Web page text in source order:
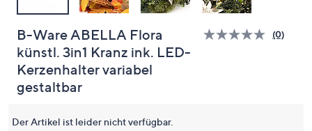
B-Ware ABELLA Flora
künstl. 3in1 Kranz ink. LED-
Kerzenhalter variabel
gestaltbar
Bisher
(0)
Der Artikel ist leider nicht verfügbar.